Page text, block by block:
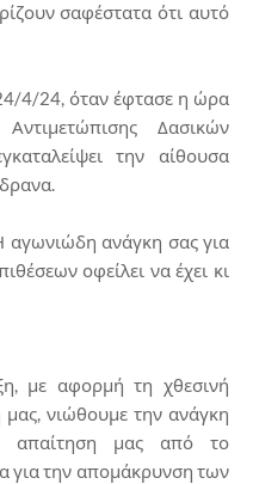
σαφέστατα ότι αυτό
4/24, όταν έφτασε η ώρα
Δασικών
την αίθουσα
αγωνιώδη ανάγκη σας για
οφείλει να έχει κι
με αφορμή τη χθεσινή
νιώθουμε την ανάγκη
απαίτηση μας από το
για την απομάκρυνση των